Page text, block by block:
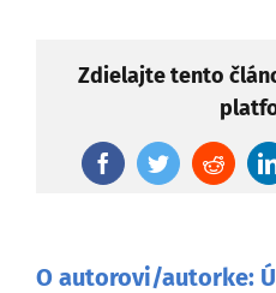
Zdielajte tento
FacebookTwitter
O autorovi/autorke: